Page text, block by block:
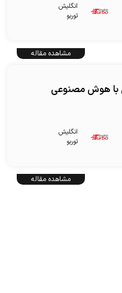
انگلیش‌
توربو
مشاهده مقاله
با هوش مصنوعی
انگلیش‌
توربو
مشاهده مقاله